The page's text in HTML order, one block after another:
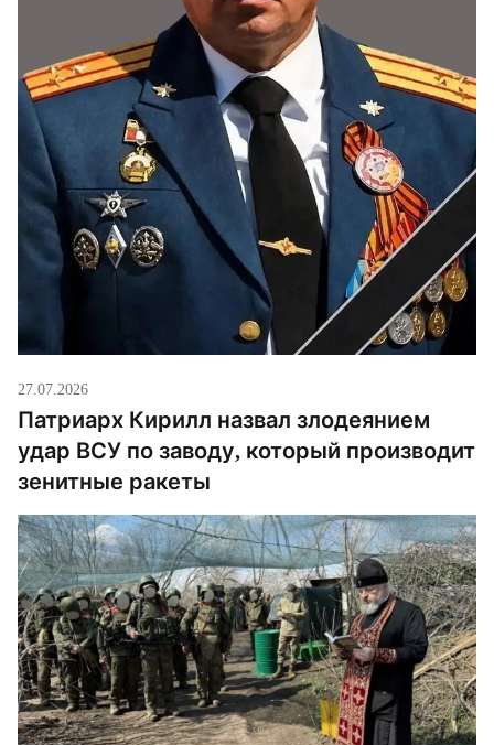
27.07.2026
Патриарх Кирилл назвал злодеянием
удар ВСУ по заводу, который производит
зенитные ракеты